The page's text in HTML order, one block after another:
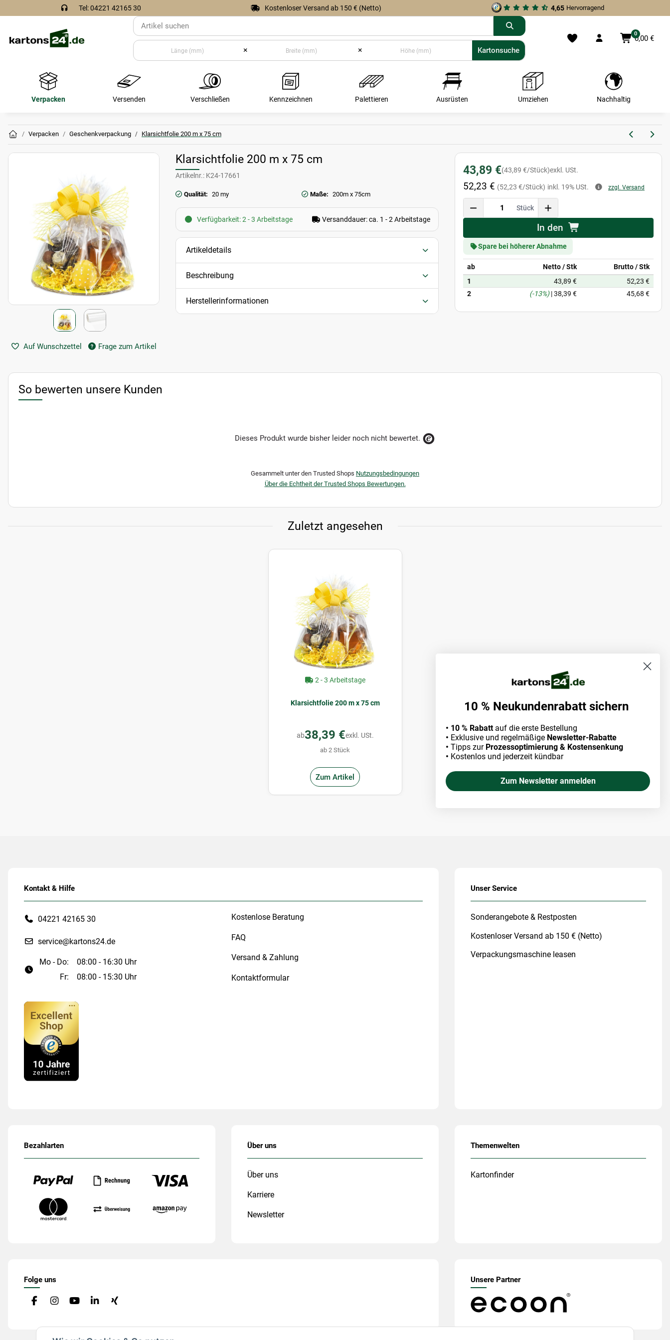
Tel: 04221 42165 30 Kostenloser Versand ab 150 € (Netto) 4,65 Hervorragend
0
0,00 €
× × Kartonsuche
Kartonsuche
Verpacken Versenden Verschließen Kennzeichnen Palettieren Ausrüsten Umziehen Nachhaltig
Verpacken Geschenkverpackung Klarsichtfolie 200 m x 75 cm
Auf Wunschzettel Frage zum Artikel
Klarsichtfolie 200 m x 75 cm
Artikelnr.: K24-17661
Qualität: 20 my Maße: 200m x 75cm
Verfügbarkeit: 2 - 3 Arbeitstage Versanddauer: ca. 1 - 2 Arbeitstage
Artikeldetails
Beschreibung
Herstellerinformationen
43,89 €(43,89 €/Stück)exkl. USt.
52,23 € (52,23 €/Stück) inkl. 19% USt. zzgl. Versand
Stück
In den
Spare bei höherer Abnahme
ab Netto / Stk
Brutto / Stk
1
43,89 €
52,23 €
2
(-13%)|38,39 € 45,68 €
So bewerten unsere Kunden
Dieses Produkt wurde bisher leider noch nicht bewertet.
Gesammelt unter den Trusted Shops Nutzungsbedingungen
Über die Echtheit der Trusted Shops Bewertungen.
Zuletzt angesehen
2 - 3 Arbeitstage
Klarsichtfolie 200 m x 75 cm
ab38,39 €exkl. USt.
ab 2 Stück
Zum Artikel
Kontakt & Hilfe
04221 42165 30
service@kartons24.de
Mo - Do:
08:00 - 16:30 Uhr
Fr:
08:00 - 15:30 Uhr
Kostenlose Beratung
FAQ
Versand & Zahlung
Kontaktformular
Unser Service
Sonderangebote & Restposten
Kostenloser Versand ab 150 € (Netto)
Verpackungsmaschine leasen
Bezahlarten Über uns
Über uns
Karriere
Newsletter
Themenwelten
Kartonfinder
Folge uns Unsere Partner
10 % Neukundenrabatt sichern
• 10 % Rabatt auf die erste Bestellung
• Exklusive und regelmäßige Newsletter-Rabatte
• Tipps zur Prozessoptimierung & Kostensenkung
• Kostenlos und jederzeit kündbar
Zum Newsletter anmelden